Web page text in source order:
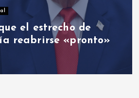
cambios y el cambio